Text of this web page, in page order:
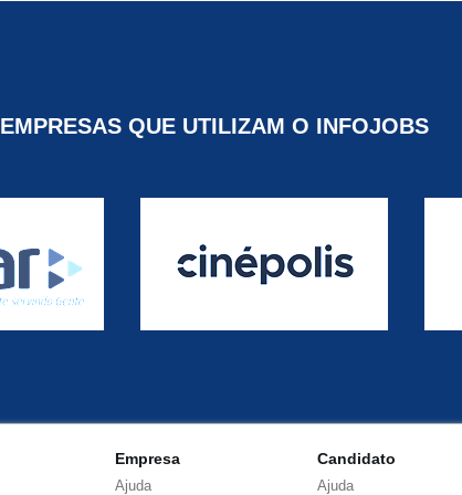
EMPRESAS QUE UTILIZAM O INFOJOBS
Empresa
Ajuda
Candidato
Ajuda